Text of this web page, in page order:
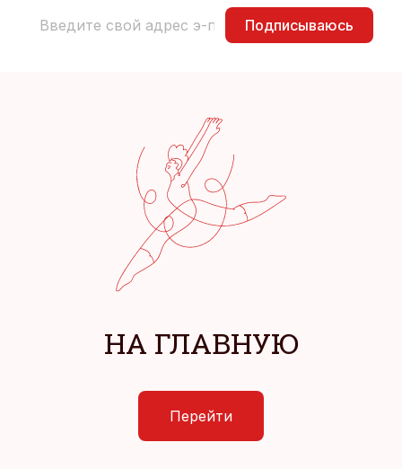
Подписываюсь
НА ГЛАВНУЮ
Перейти